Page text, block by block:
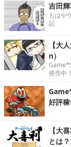
吉田
もはや
記
【大
n）
発売中！
好評稼
【大
とは